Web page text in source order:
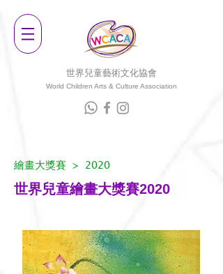
世界兒童藝術文化協會
World Children Arts & Culture Association
繪畫大獎賽 > 2020
世界兒童繪畫大獎賽2020